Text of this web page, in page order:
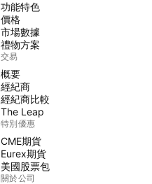
功能特色
價格
市場數據
禮物方案
交易
概要
經紀商
經紀商比較
The Leap
特別優惠
CME期貨
Eurex期貨
美國股票包
關於公司